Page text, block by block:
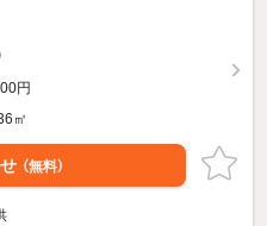
円
㎡
（無料）